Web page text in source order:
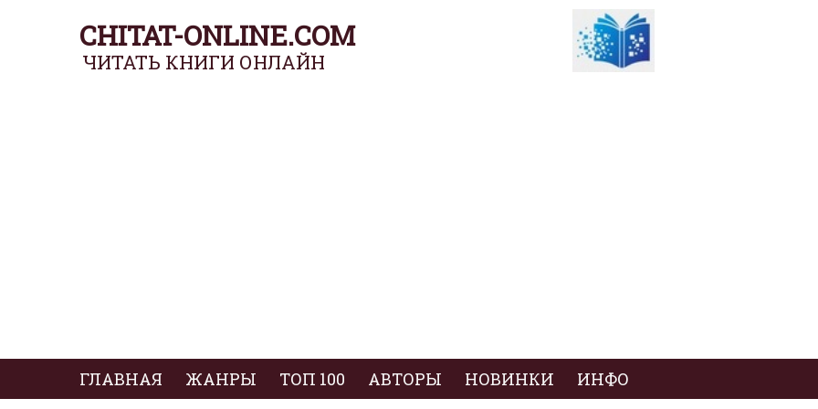
CHITAT-ONLINE.COM
ЧИТАТЬ КНИГИ ОНЛАЙН
ГЛАВНАЯ ЖАНРЫ ТОП 100 АВТОРЫ НОВИНКИ ИНФО